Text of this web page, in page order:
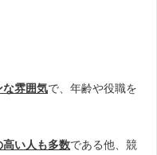
な雰囲気で、年齢や役職を
い人も多数である他、競